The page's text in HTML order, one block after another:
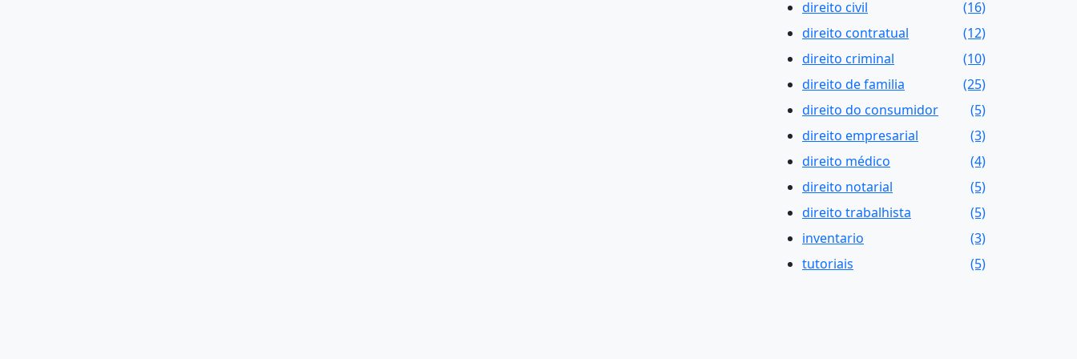
direito civil
(16)
direito contratual
(12)
direito criminal
(10)
direito de familia
(25)
direito do consumidor
(5)
direito empresarial
(3)
direito médico
(4)
direito notarial
(5)
direito trabalhista
(5)
inventario
(3)
tutoriais
(5)